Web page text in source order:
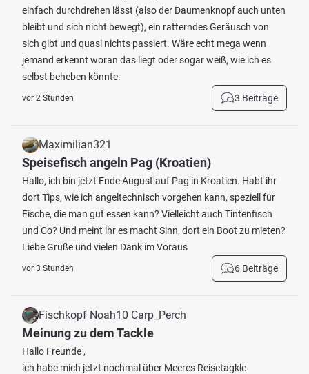
einfach durchdrehen lässt (also der Daumenknopf auch unten
bleibt und sich nicht bewegt), ein ratterndes Geräusch von
sich gibt und quasi nichts passiert. Wäre echt mega wenn
jemand erkennt woran das liegt oder sogar weiß, wie ich es
selbst beheben könnte.
vor 2 Stunden 3 Beiträge
Maximilian321
Speisefisch angeln Pag (Kroatien)
Hallo, ich bin jetzt Ende August auf Pag in Kroatien. Habt ihr
dort Tips, wie ich angeltechnisch vorgehen kann, speziell für
Fische, die man gut essen kann? Vielleicht auch Tintenfisch
und Co? Und meint ihr es macht Sinn, dort ein Boot zu mieten?
Liebe Grüße und vielen Dank im Voraus
vor 3 Stunden 6 Beiträge
Fischkopf Noah10 Carp_Perch
Meinung zu dem Tackle
Hallo Freunde ,
ich habe mich jetzt nochmal über Meeres Reisetagkle